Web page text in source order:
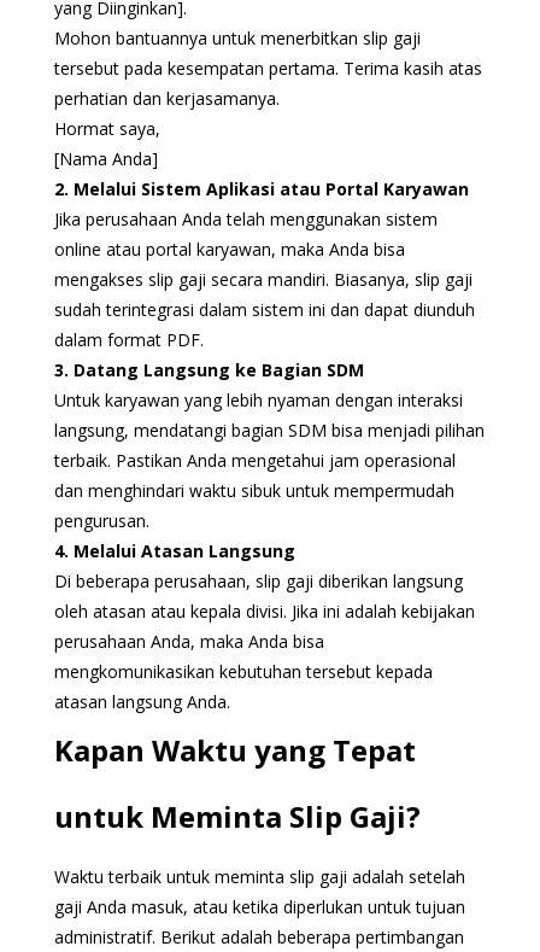
yang Diinginkan].
Mohon bantuannya untuk menerbitkan slip gaji
tersebut pada kesempatan pertama. Terima kasih atas
perhatian dan kerjasamanya.
Hormat saya,
[Nama Anda]
2. Melalui Sistem Aplikasi atau Portal Karyawan
Jika perusahaan Anda telah menggunakan sistem
online atau portal karyawan, maka Anda bisa
mengakses slip gaji secara mandiri. Biasanya, slip gaji
sudah terintegrasi dalam sistem ini dan dapat diunduh
dalam format PDF.
3. Datang Langsung ke Bagian SDM
Untuk karyawan yang lebih nyaman dengan interaksi
langsung, mendatangi bagian SDM bisa menjadi pilihan
terbaik. Pastikan Anda mengetahui jam operasional
dan menghindari waktu sibuk untuk mempermudah
pengurusan.
4. Melalui Atasan Langsung
Di beberapa perusahaan, slip gaji diberikan langsung
oleh atasan atau kepala divisi. Jika ini adalah kebijakan
perusahaan Anda, maka Anda bisa
mengkomunikasikan kebutuhan tersebut kepada
atasan langsung Anda.
Kapan Waktu yang Tepat
untuk Meminta Slip Gaji?
Waktu terbaik untuk meminta slip gaji adalah setelah
gaji Anda masuk, atau ketika diperlukan untuk tujuan
administratif. Berikut adalah beberapa pertimbangan